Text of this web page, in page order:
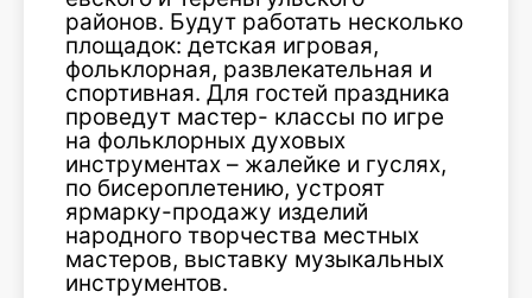
районов. Будут работать несколько
площа­док: детская игровая,
фольклорная, развлекательная и
спортивная. Для гостей праздника
проведут мастер- классы по игре
на фольклорных духовых
инструментах – жалей­ке и гуслях,
по бисероплетению, устроят
ярмарку-продажу изделий
народного творчества местных
мастеров, выставку музыкальных
инструментов.